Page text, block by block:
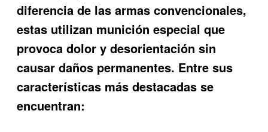
diferencia de las armas convencionales,
estas utilizan munición especial que
provoca dolor y desorientación sin
causar daños permanentes. Entre sus
características más destacadas se
encuentran: